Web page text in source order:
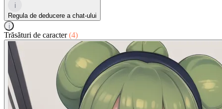
i
Regula de deducere a chat-ului
i
Trăsături de caracter(4)